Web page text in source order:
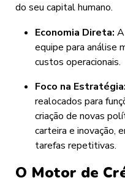
do seu capital humano.
Economia Direta:
equipe para análise
custos operacionais.
Foco na Estratégia:
realocados para
criação de novas
carteira e inovação,
tarefas repetitivas.
O Motor de